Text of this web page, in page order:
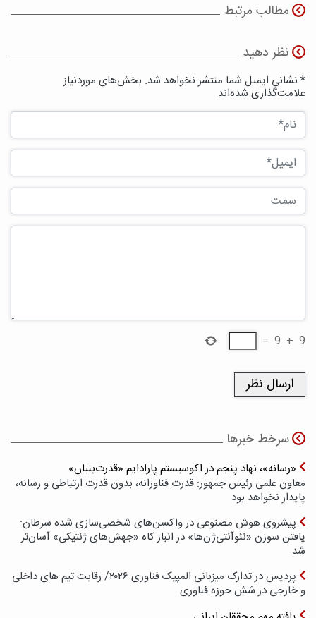
مطالب مرتبط
نظر دهید
* نشانی ایمیل شما منتشر نخواهد شد. بخش‌های موردنیاز
علامت‌گذاری شده‌اند
9
+
9
=
سرخط خبرها
«رسانه»، نهاد پنجم در اکوسیستم پارادایم «قدرت‌بنیان»
معاون علمی رئیس جمهور: قدرت فناورانه، بدون قدرت ارتباطی و رسانه،
پایدار نخواهد بود
پیشروی هوش مصنوعی در واکسن‌های شخصی‌سازی شده سرطان:
یافتن سوزن «نئوآنتی‌ژن‌ها» در انبار کاه «جهش‌های ژنتیکی» آسان‌تر
شد
پردیس در تدارک میزبانی المپیک فناوری ۲۰۲۶/ رقابت تیم های داخلی
و خارجی در شش حوزه فناوری